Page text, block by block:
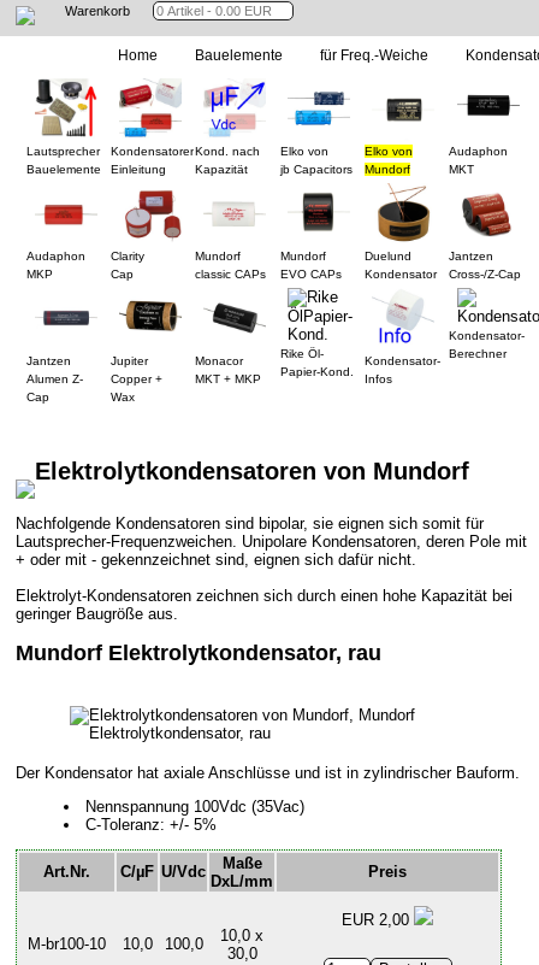
Warenkorb
Home Bauelemente für Freq.-Weiche
Lautsprecher
Bauelemente
Kondensatoren
Einleitung
Kond. nach
Kapazität
Elko von
jb Capacitors
Elko von
Mundorf
Audaphon
MKT
Audaphon
MKP
Clarity
Cap
Mundorf
classic CAPs
Mundorf
EVO CAPs
Duelund
Kondensator
Jantzen
Cross-/Z-Cap
Jantzen
Alumen Z-
Cap
Jupiter
Copper +
Wax
Monacor
MKT + MKP
Rike Öl-
Papier-Kond.
Kondensator-
Infos
Kondensator-
Berechner
Elektrolytkondensatoren von Mundorf
Nachfolgende Kondensatoren sind bipolar, sie eignen sich somit für
Lautsprecher-Frequenzweichen. Unipolare Kondensatoren, deren Pole mit
+ oder mit - gekennzeichnet sind, eignen sich dafür nicht.
Elektrolyt-Kondensatoren zeichnen sich durch einen hohe Kapazität bei
geringer Baugröße aus.
Mundorf Elektrolytkondensator, rau
Der Kondensator hat axiale Anschlüsse und ist in zylindrischer Bauform.
Nennspannung 100Vdc (35Vac)
C-Toleranz: +/- 5%
Art.Nr. C/µF U/Vdc
Maße
DxL/mm
Preis
M-br100-10 10,0 100,0
10,0 x
30,0
EUR 2,00